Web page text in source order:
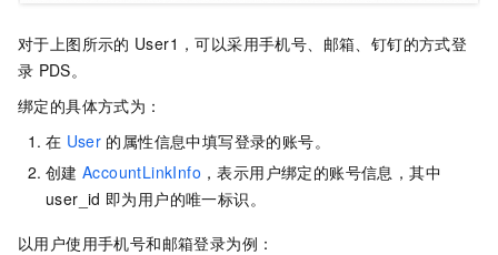
对于上图所示的 User1，可以采用手机号、邮箱、钉钉的方式登
录 PDS。
绑定的具体方式为：
在 User 的属性信息中填写登录的账号。
创建 AccountLinkInfo ，表示用户绑定的账号信息，其中
user_id 即为用户的唯一标识。
以用户使用手机号和邮箱登录为例：